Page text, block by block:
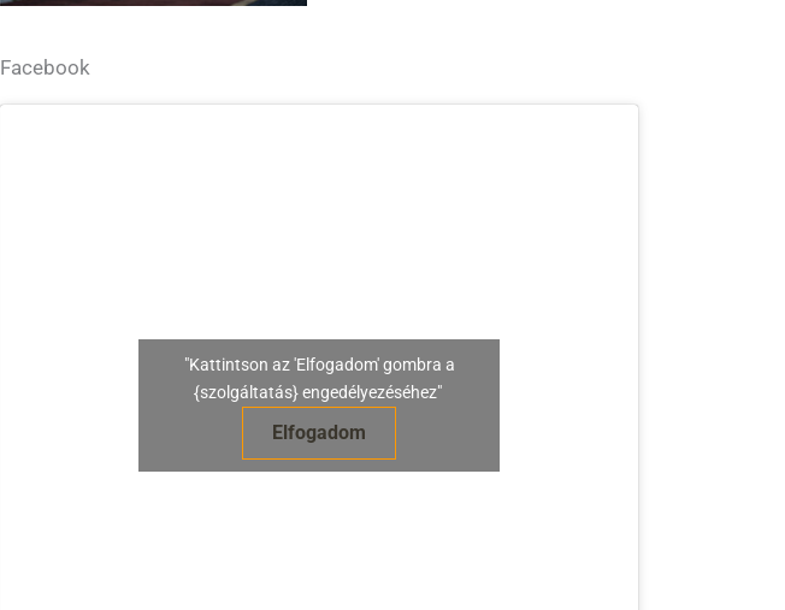
Facebook
"Kattintson az 'Elfogadom' gombra a
{szolgáltatás} engedélyezéséhez"
Elfogadom